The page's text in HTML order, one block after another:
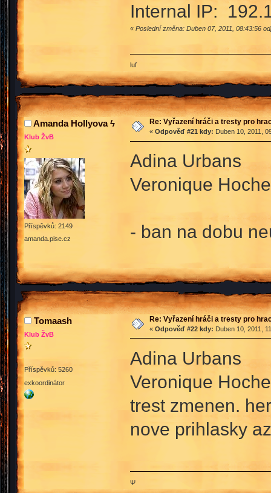
Internal IP:
« Poslední změna: Duben 07, 2011, 08:43:56
luf
Amanda Hollyova ϟ
Klub ŽvB
Příspěvků: 2149
amanda.pise.cz
Re: Vyřazení hráči a tresty pro
« Odpověď #21 kdy: Duben 10, 2011,
Adina Urbans
Veronique
- ban na dobu
Tomaash
Klub ŽvB
Příspěvků: 5260
exkoordinátor
Re: Vyřazení hráči a tresty pro
« Odpověď #22 kdy: Duben 10, 2011,
Adina Urbans
Veronique
trest zmenen.
nove prihlasky
Ψ